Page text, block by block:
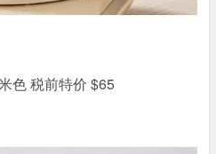
色 税前特价 $65